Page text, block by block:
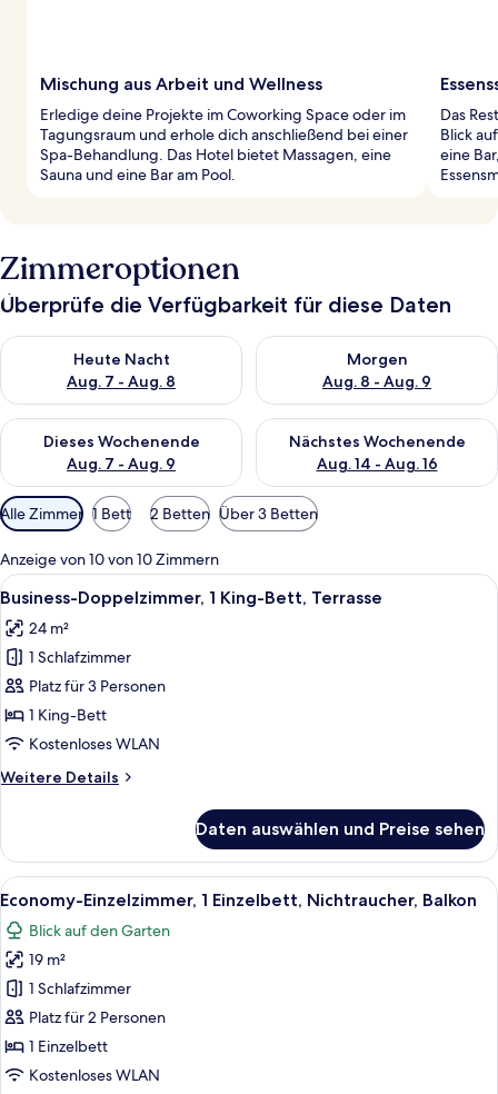
Mischung aus Arbeit und Wellness
Erledige deine Projekte im Coworking Space oder im
Tagungsraum und erhole dich anschließend bei einer
Spa-Behandlung. Das Hotel bietet Massagen, eine
Sauna und eine Bar am Pool.
Das
Blick
eine
Zimmeroptionen
Überprüfe die Verfügbarkeit für diese Daten
Heute Nacht
Aug. 7 - Aug. 8
Überprüfe die Verfügbarkeit für heute Nacht, Aug. 7 - Aug. 8.
Morgen
Aug. 8 - Aug. 9
Überprüfe die Verfügbarkeit
Dieses Wochenende
Aug. 7 - Aug. 9
Überprüfe die Verfügbarkeit für dieses Wochenende, Aug. 7
Nächstes Wochenende
Aug. 14 - Aug. 16
Überprüfe die Verfügbarkeit
Verfügbare
Filter
für
Zimmer
Alle Zimmer 1 Bett 2 Betten Über 3 Betten
Anzeige von 10 von 10 Zimmern
Alle
Fotos
für
Business-
Doppelzimmer,
1 King-
Bett,
anzeigen
Ein Hotelzimmer mit Bett,
5
Business-Doppelzimmer, 1 King-Bett, Terrasse
24 m²
1 Schlafzimmer
Platz für 3 Personen
1 King-Bett
Kostenloses WLAN
Weitere Details
Weitere
Doppelzimmer,
1 King-
Bett,
Daten auswählen und Preise sehen
Alle
Fotos
für
Economy-
Einzelzimmer,
1 Einzelbett,
Nichtraucher,
Balkon
Ein Hotelzimmer mit Bett, einer
4
Economy-Einzelzimmer, 1 Einzelbett, Nichtraucher, Balkon
Blick auf den Garten
19 m²
1 Schlafzimmer
Platz für 2 Personen
1 Einzelbett
Kostenloses WLAN